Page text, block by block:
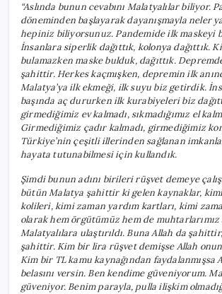
“Aslında bunun cevabını Malatyalılar biliyor.
döneminden başlayarak dayanışmayla neler
hepiniz biliyorsunuz. Pandemide ilk maskeyi
İnsanlara siperlik dağıttık, kolonya dağıttık.
bulamazken maske bulduk, dağıttık.
şahittir. Herkes kaçmışken, depremin ilk
Malatya’ya ilk ekmeği, ilk suyu biz getirdik.
başında aç dururken ilk kurabiyeleri biz
girmediğimiz ev kalmadı, sıkmadığımız el
Girmediğimiz çadır kalmadı, girmediğimiz
Türkiye’nin çeşitli illerinden sağlanan
hayata tutunabilmesi için kullandık.
Şimdi bunun adını birileri rüşvet demeye
bütün Malatya şahittir ki gelen kaynaklar, kimi
kolileri, kimi zaman yardım kartları, kimi
olarak hem örgütümüz hem de muhtarlarımız
Malatyalılara ulaştırıldı. Buna Allah da
şahittir. Kim bir lira rüşvet demişse Allah onun
Kim bir TL kamu kaynağından faydalanmışsa
belasını versin. Ben kendime güveniyorum.
güveniyor. Benim parayla, pulla ilişkim